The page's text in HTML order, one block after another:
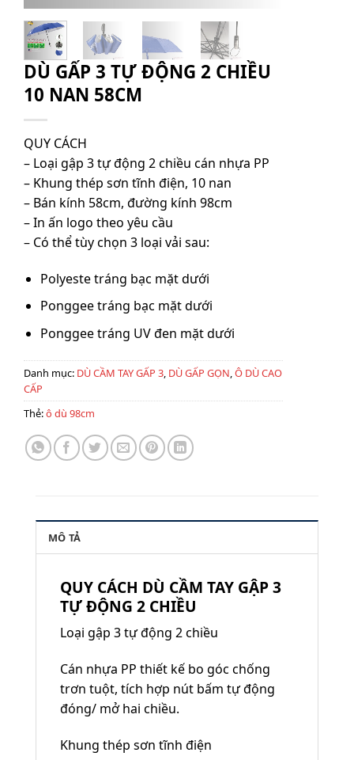
DÙ GẤP 3 TỰ ĐỘNG 2 CHIỀU
10 NAN 58CM
QUY CÁCH
– Loại gập 3 tự động 2 chiều cán nhựa PP
– Khung thép sơn tĩnh điện, 10 nan
– Bán kính 58cm, đường kính 98cm
– In ấn logo theo yêu cầu
– Có thể tùy chọn 3 loại vải sau:
Polyeste tráng bạc mặt dưới
Ponggee tráng bạc mặt dưới
Ponggee tráng UV đen mặt dưới
Danh mục: DÙ CẦM TAY GẤP 3, DÙ GẤP GỌN,Ô DÙ CAO
CẤP
Thẻ:ô dù 98cm
MÔ TẢ
QUY CÁCH DÙ CẦM TAY GẬP 3
TỰ ĐỘNG 2 CHIỀU
Loại gập 3 tự động 2 chiều
Cán nhựa PP thiết kế bo góc chống
trơn tuột, tích hợp nút bấm tự động
đóng/ mở hai chiều.
Khung thép sơn tĩnh điện